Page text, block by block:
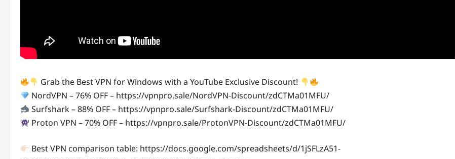
Grab the Best VPN for Windows with a YouTube Exclusive Discount!
NordVPN – 76% OFF – https://vpnpro.sale/NordVPN-Discount/zdCTMa01MFU/
Surfshark – 88% OFF – https://vpnpro.sale/Surfshark-Discount/zdCTMa01MFU/
Proton VPN – 70% OFF – https://vpnpro.sale/ProtonVPN-Discount/zdCTMa01MFU/
Best VPN comparison table: https://docs.google.com/spreadsheets/d/1jSFLzA51-